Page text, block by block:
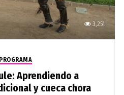
3,251
PROGRAMA
Aprendiendo a
y cueca chora